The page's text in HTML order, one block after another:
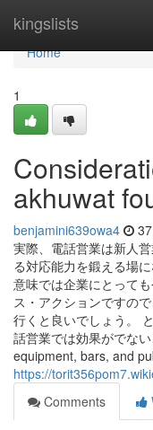
kingslists
Home
Home
1
akhuwat
benjamini639owa4
実際、電話営業は新人
る対応能力を鍛える場
意味では企業にとって
ス・アクションですの
行くと良いでしょう。
話営業では効果がでな
equipment, bars, and
https://
Comments